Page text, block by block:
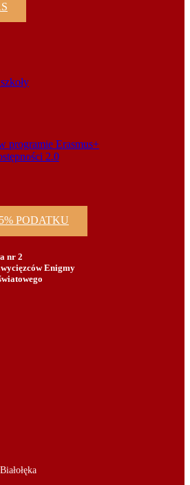
programie Erasmus+
2.0
PODATKU
nr 2
Enigmy